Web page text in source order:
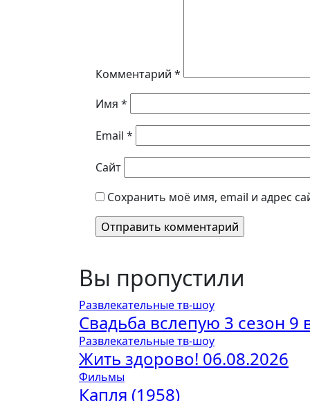
Комментарий *
Имя *
Email *
Сайт
Сохранить моё имя, email и адрес
Вы пропустили
Развлекательные тв-шоу
Свадьба вслепую 3 сезон 9
Развлекательные тв-шоу
Жить здорово! 06.08.2026
Фильмы
Капля (1958)